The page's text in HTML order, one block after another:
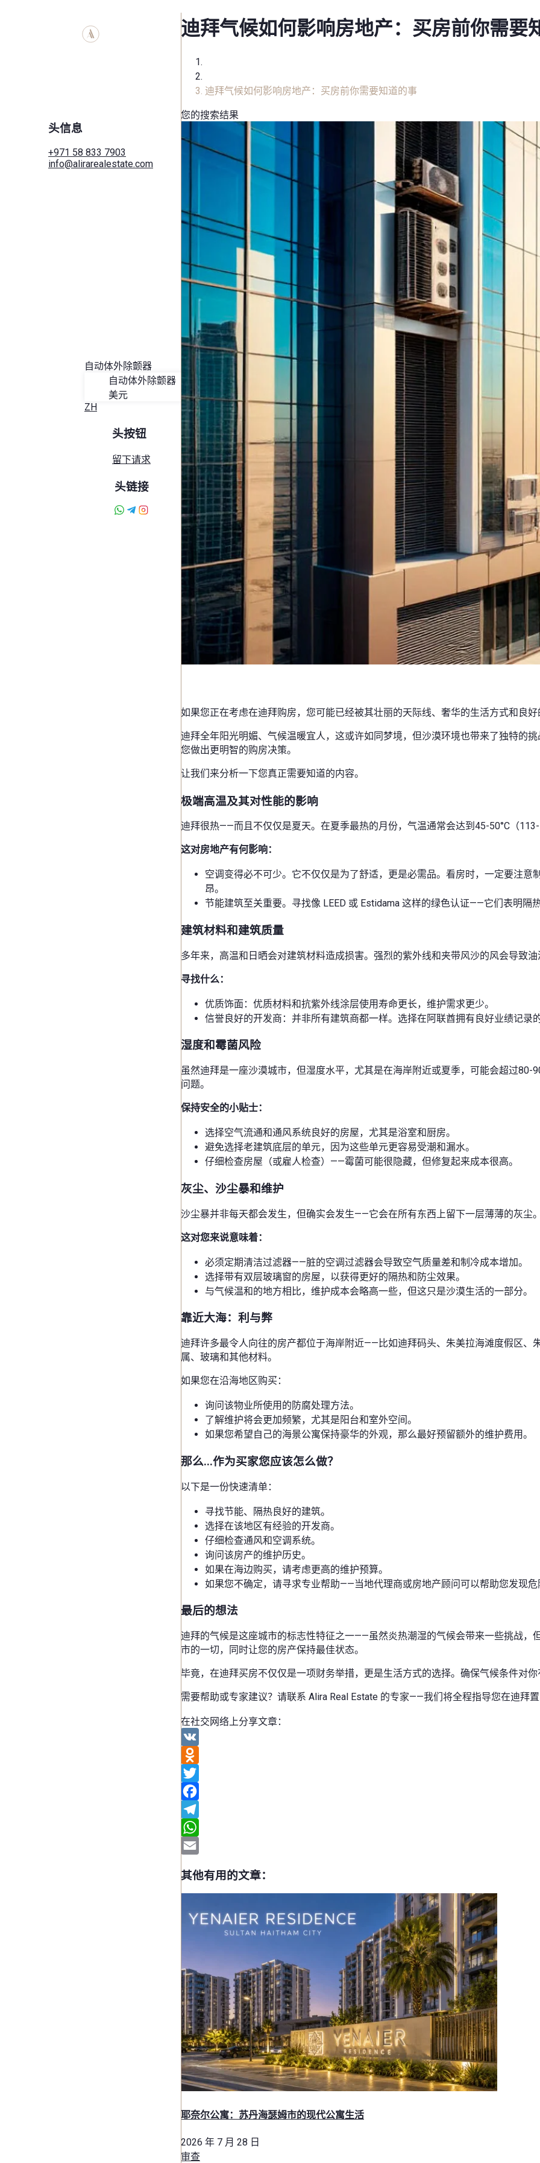
头信息
+971 58 833 7903
info@alirarealestate.com
自动体外除颤器
自动体外除颤器
美元
ZH
头按钮
留下请求
头链接
迪拜气候如何影响房地产：买房前你需要
迪拜气候如何影响房地产：买房前你需要知道的事
您的搜索结果
如果您正在考虑在迪拜购房，您可能已经被其壮丽的天际线、奢华的生活方式和良
迪拜全年阳光明媚、气候温暖宜人，这或许如同梦境，但沙漠环境也带来了独特
您做出更明智的购房决策。
让我们来分析一下您真正需要知道的内容。
极端高温及其对性能的影响
迪拜很热——而且不仅仅是夏天。在夏季最热的月份，气温通常会达到45-50°C（
这对房地产有何影响：
空调变得必不可少。它不仅仅是为了舒适，更是必需品。看房时，一定要注
昂。
节能建筑至关重要。寻找像 LEED 或 Estidama 这样的绿色认证——它们表明
建筑材料和建筑质量
多年来，高温和日晒会对建筑材料造成损害。强烈的紫外线和夹带风沙的风会导致
寻找什么：
优质饰面：优质材料和抗紫外线涂层使用寿命更长，维护需求更少。
信誉良好的开发商：并非所有建筑商都一样。选择在阿联酋拥有良好业绩记
湿度和霉菌风险
虽然迪拜是一座沙漠城市，但湿度水平，尤其是在海岸附近或夏季，可能会超过
问题。
保持安全的小贴士：
选择空气流通和通风系统良好的房屋，尤其是浴室和厨房。
避免选择老建筑底层的单元，因为这些单元更容易受潮和漏水。
仔细检查房屋（或雇人检查）——霉菌可能很隐藏，但修复起来成本很高。
灰尘、沙尘暴和维护
沙尘暴并非每天都会发生，但确实会发生——它会在所有东西上留下一层薄薄的灰
这对您来说意味着：
必须定期清洁过滤器——脏的空调过滤器会导致空气质量差和制冷成本增加。
选择带有双层玻璃窗的房屋，以获得更好的隔热和防尘效果。
与气候温和的地方相比，维护成本会略高一些，但这只是沙漠生活的一部分。
靠近大海：利与弊
迪拜许多最令人向往的房产都位于海岸附近——比如迪拜码头、朱美拉海滩度假区
属、玻璃和其他材料。
如果您在沿海地区购买：
询问该物业所使用的防腐处理方法。
了解维护将会更加频繁，尤其是阳台和室外空间。
如果您希望自己的海景公寓保持豪华的外观，那么最好预留额外的维护费用。
那么...作为买家您应该怎么做？
以下是一份快速清单：
寻找节能、隔热良好的建筑。
选择在该地区有经验的开发商。
仔细检查通风和空调系统。
询问该房产的维护历史。
如果在海边购买，请考虑更高的维护预算。
如果您不确定，请寻求专业帮助——当地代理商或房地产顾问可以帮助您发现危
最后的想法
迪拜的气候是这座城市的标志性特征之一——虽然炎热潮湿的气候会带来一些挑战
市的一切，同时让您的房产保持最佳状态。
毕竟，在迪拜买房不仅仅是一项财务举措，更是生活方式的选择。确保气候条件对
需要帮助或专家建议？请联系 Alira Real Estate 的专家——我们将全程指导您在迪拜
在社交网络上分享文章：
VK
Odnoklassniki
Twitter
Facebook
Telegram
WhatsApp
其他有用的文章：
耶奈尔公寓：苏丹海瑟姆市的现代公寓生活
2026 年 7 月 28 日
审查